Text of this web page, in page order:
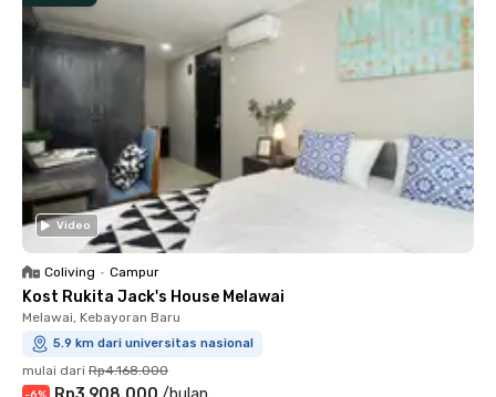
Video
Coliving • Campur
Kost Rukita Jack's House Melawai
Melawai, Kebayoran Baru
5.9 km dari universitas nasional
mulai dari Rp4.168.000
-6%